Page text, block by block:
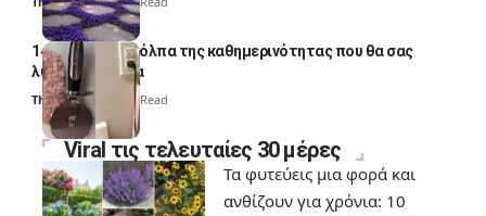
14 πανέξυπνα κόλπα της καθημερινότητας που θα σας
λύσουν τα χέρια
Thali Ombre 6 Min Read
Viral τις τελευταίες 30 μέρες
Τα φυτεύεις μια φορά και
ανθίζουν για χρόνια: 10